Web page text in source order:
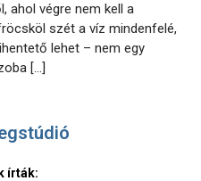
ahol végre nem kell a
szét a víz mindenfelé,
lehet – nem egy
[…]
írták: